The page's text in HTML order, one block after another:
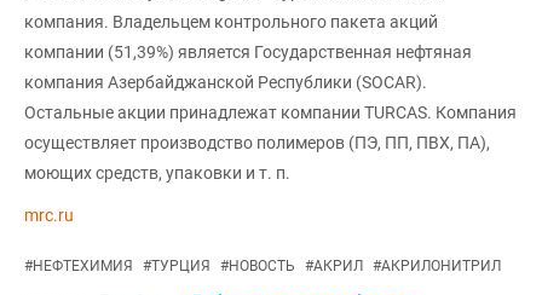
компания. Владельцем контрольного пакета акций
компании (51,39%) является Государственная нефтяная
компания Азербайджанской Республики (SOCAR).
Остальные акции принадлежат компании TURCAS. Компания
осуществляет производство полимеров (ПЭ, ПП, ПВХ, ПА),
моющих средств, упаковки и т. п.
mrc.ru
#НЕФТЕХИМИЯ #ТУРЦИЯ #НОВОСТЬ #АКРИЛ #АКРИЛОНИТРИЛ